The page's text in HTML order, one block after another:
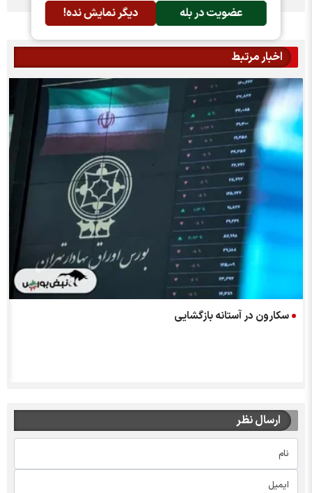
عضویت در بله دیگر نمایش نده!
اخبار مرتبط
سکارون در آستانه بازگشایی
ارسال نظر